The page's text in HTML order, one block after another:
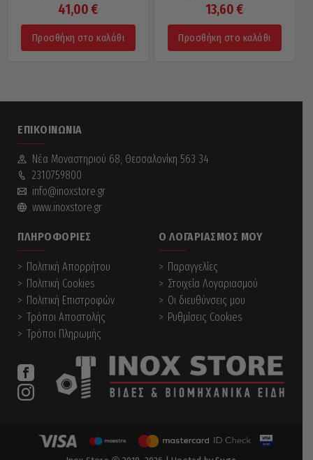
41,00€
Προσθήκη στο καλάθι
13,60€
Προσθήκη στο καλάθι
ΕΠΙΚΟΙΝΩΝΊΑ
Νέα Mοναστηριού 68, Θεσσαλονίκη 563 34
2310759800
info@inoxstore.gr
www.inoxstore.gr
ΠΛΗΡΟΦΟΡΊΕΣ
Πολιτική Απορρήτου
Πολιτική Cookies
Πολιτική Επιστροφών
Τρόποι Αποστολής
Τρόποι Πληρωμής
Ο ΛΟΓΑΡΙΑΣΜΌΣ ΜΟΥ
Παραγγελίες
Στοιχεία Λογαριασμού
Οι διευθύνσεις μου
Ρυθμίσεις Cookies